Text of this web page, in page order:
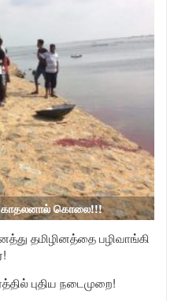
காதலனால் கொலை!!!
தமிழினத்தை பழிவாங்கி
புதிய நடைமுறை!